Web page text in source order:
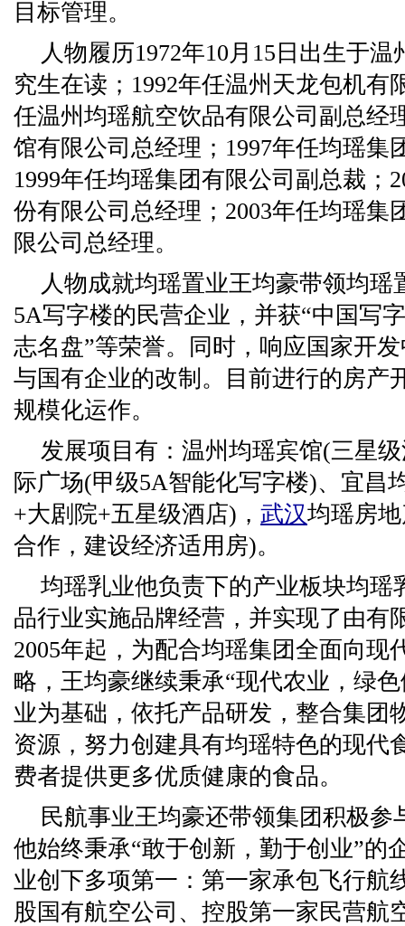
目标管理。
人物履历1972年10月15日出生于
究生在读；1992年任温州天龙包机有
任温州均瑶航空饮品有限公司副总经
馆有限公司总经理；1997年任均瑶集
1999年任均瑶集团有限公司副总裁；
份有限公司总经理；2003年任均瑶集
限公司总经理。
人物成就均瑶置业王均豪带领均
5A写字楼的民营企业，并获“中国写
志名盘”等荣誉。同时，响应国家开
与国有企业的改制。目前进行的房产
规模化运作。
发展项目有：温州均瑶宾馆(三星
际广场(甲级5A智能化写字楼)、宜昌
+大剧院+五星级酒店)， 武汉均瑶房
合作，建设经济适用房)。
均瑶乳业他负责下的产业板块均瑶
品行业实施品牌经营，并实现了由有
2005年起，为配合均瑶集团全面向现
略，王均豪继续秉承“现代农业，绿
业为基础，依托产品研发，整合集团
资源，努力创建具有均瑶特色的现代
费者提供更多优质健康的食品。
民航事业王均豪还带领集团积极
他始终秉承“敢于创新，勤于创业”的
业创下多项第一：第一家承包飞行航
股国有航空公司、控股第一家民营航